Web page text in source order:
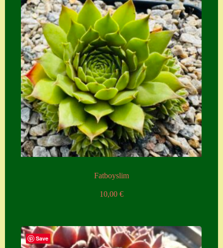
Fatboyslim
10,00 €
Save